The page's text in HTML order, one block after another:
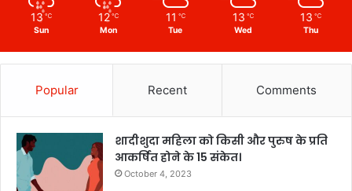
13 ℃
Sun
12 ℃
Mon
11 ℃
Tue
13 ℃
Wed
13 ℃
Thu
Popular Recent Comments
शादीशुदा महिला को किसी और पुरुष के प्रति
आकर्षित होने के 15 संकेत।
October 4, 2023